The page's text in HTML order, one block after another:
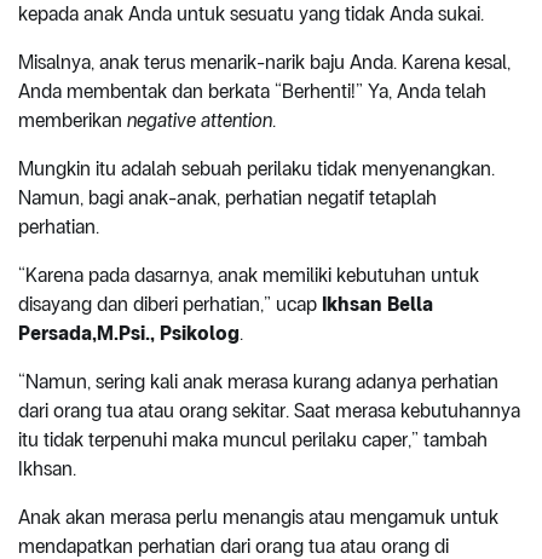
kepada anak Anda untuk sesuatu yang tidak Anda sukai.
Misalnya, anak terus menarik-narik baju Anda. Karena kesal,
Anda membentak dan berkata “Berhenti!” Ya, Anda telah
memberikan negative attention.
Mungkin itu adalah sebuah perilaku tidak menyenangkan.
Namun, bagi anak-anak, perhatian negatif tetaplah
perhatian.
“Karena pada dasarnya, anak memiliki kebutuhan untuk
disayang dan diberi perhatian,” ucap Ikhsan Bella
Persada,M.Psi., Psikolog.
“Namun, sering kali anak merasa kurang adanya perhatian
dari orang tua atau orang sekitar. Saat merasa kebutuhannya
itu tidak terpenuhi maka muncul perilaku caper,” tambah
Ikhsan.
Anak akan merasa perlu menangis atau mengamuk untuk
mendapatkan perhatian dari orang tua atau orang di